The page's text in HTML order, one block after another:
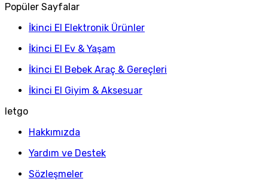
Popüler Sayfalar
İkinci El Elektronik Ürünler
İkinci El Ev & Yaşam
İkinci El Bebek Araç & Gereçleri
İkinci El Giyim & Aksesuar
letgo
Hakkımızda
Yardım ve Destek
Sözleşmeler